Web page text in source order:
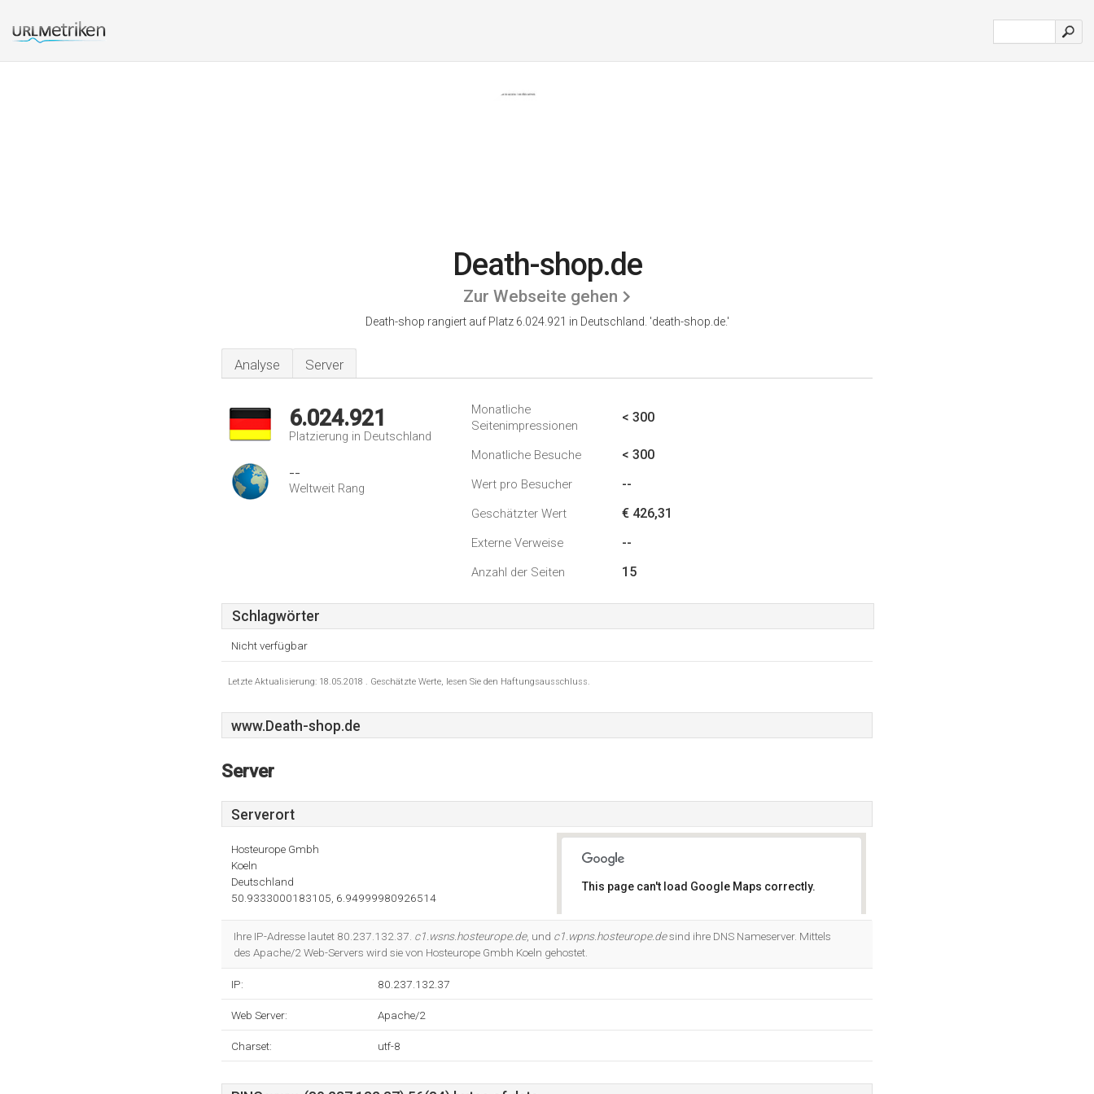
Death-shop.de
Zur Webseite gehen
Death-shop rangiert auf Platz 6.024.921 in Deutschland. 'death-shop.de.'
Analyse Server
6.024.921
Platzierung in Deutschland
--
Weltweit Rang
Monatliche
Seitenimpressionen
< 300
Monatliche Besuche < 300
Wert pro Besucher --
Geschätzter Wert € 426,31
Externe Verweise --
Anzahl der Seiten 15
Schlagwörter
Nicht verfügbar
Letzte Aktualisierung: 18.05.2018 . Geschätzte Werte, lesen Sie den Haftungsausschluss.
www.Death-shop.de
Server
Serverort
Hosteurope Gmbh
Koeln
Deutschland
50.9333000183105, 6.94999980926514
This page can't load Google Maps correctly.
Ihre IP-Adresse lautet 80.237.132.37. c1.wsns.hosteurope.de, und c1.wpns.hosteurope.desind ihre DNS Nameserver. Mittels
des Apache/2 Web-Servers wird sie von Hosteurope Gmbh Koeln gehostet.
IP: 80.237.132.37
Web Server: Apache/2
Charset: utf-8